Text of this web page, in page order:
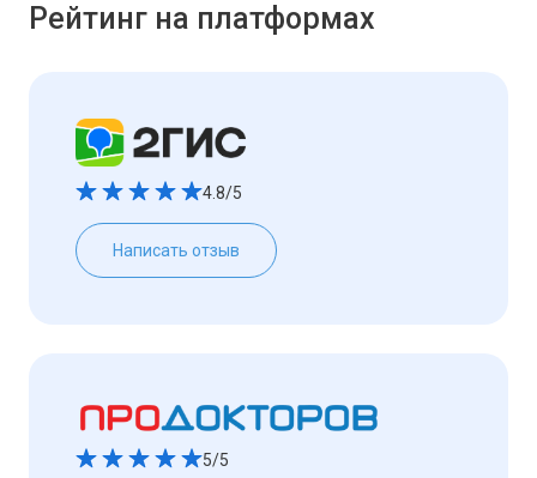
Рейтинг на платформах
4.8/5
Написать отзыв
5/5